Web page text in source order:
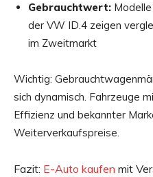
Gebrauchtwert:
der VW ID.4 zeigen
im Zweitmarkt
Wichtig:
sich dynamisch. Fahrzeuge
Effizienz und bekannter
Weiterverkaufspreise.
Fazit: E-Auto kaufen mit